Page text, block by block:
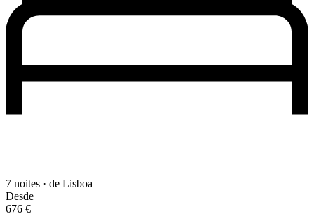
7 noites · de Lisboa
Desde
676 €